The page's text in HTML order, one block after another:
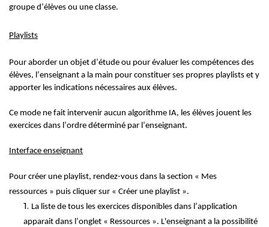
groupe d’élèves ou une classe.
Playlists
Pour aborder un objet d’étude ou pour évaluer les compétences des
élèves, l’enseignant a la main pour constituer ses propres playlists et y
apporter les indications nécessaires aux élèves.
Ce mode ne fait intervenir aucun algorithme IA, les élèves jouent les
exercices dans l’ordre déterminé par l’enseignant.
Interface enseignant
Pour créer une playlist, rendez-vous dans la section « Mes
ressources » puis cliquer sur « Créer une playlist ».
1. La liste de tous les exercices disponibles dans l’application
apparait dans l’onglet « Ressources ». L'enseignant a la possibilité